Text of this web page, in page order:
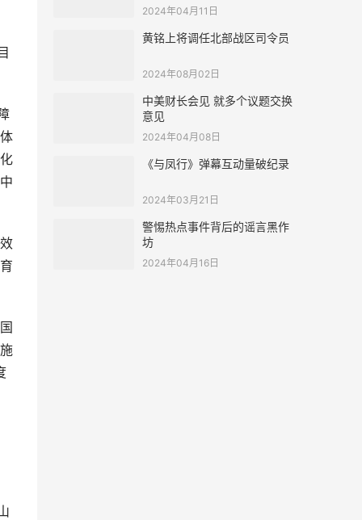
2024年04月11日
黄铭上将调任北部战区司令员
2024年08月02日
中美财长会见 就多个议题交换
意见
2024年04月08日
《与凤行》弹幕互动量破纪录
2024年03月21日
警惕热点事件背后的谣言黑作
坊
2024年04月16日